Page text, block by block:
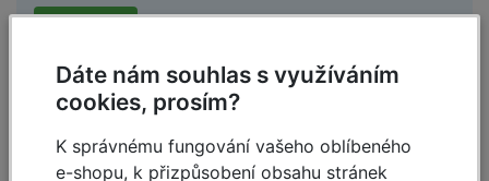
Dáte nám souhlas s využíváním
cookies, prosím?
K správnému fungování vašeho oblíbeného
e-shopu, k přizpůsobení obsahu stránek